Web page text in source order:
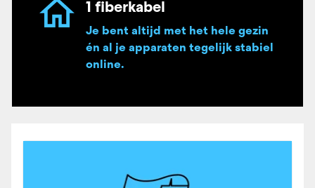
1 fiberkabel
Je bent altijd met het hele gezin
én al je apparaten tegelijk stabiel
online.